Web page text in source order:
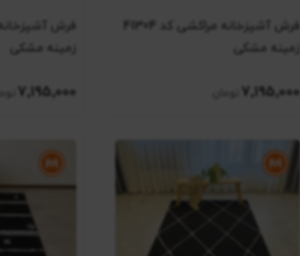
فرش آشپزخانه مراکشی کد 41304
زمینه مشکی
7٬195٬000
زمینه مشکی
7٬195٬000